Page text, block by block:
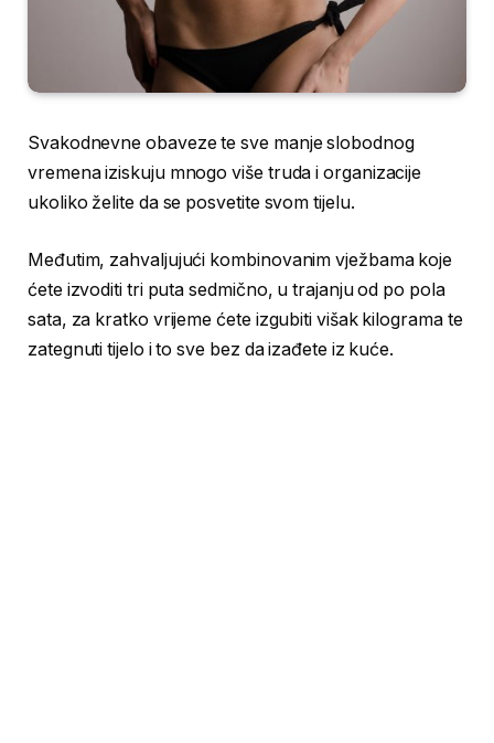
Svakodnevne obaveze te sve manje slobodnog
vremena iziskuju mnogo više truda i organizacije
ukoliko želite da se posvetite svom tijelu.
Međutim, zahvaljujući kombinovanim vježbama koje
ćete izvoditi tri puta sedmično, u trajanju od po pola
sata, za kratko vrijeme ćete izgubiti višak kilograma te
zategnuti tijelo i to sve bez da izađete iz kuće.